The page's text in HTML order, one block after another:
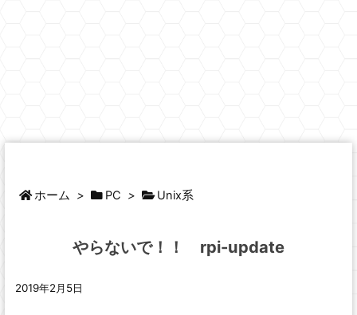
ホーム > PC > Unix系
やらないで！！ rpi-update
2019年2月5日